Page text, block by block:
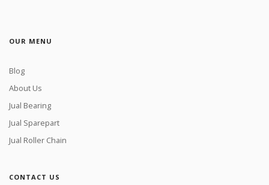
OUR MENU
Blog
About Us
Jual Bearing
Jual Sparepart
Jual Roller Chain
CONTACT US